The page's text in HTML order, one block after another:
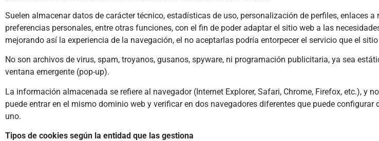
Suelen almacenar datos de carácter técnico, estadísticas de uso, personalización de perfiles, enlaces
preferencias personales, entre otras funciones, con el fin de poder adaptar el sitio web a las
mejorando así la experiencia de la navegación, el no aceptarlas podría entorpecer el servicio que el
No son archivos de virus, spam, troyanos, gusanos, spyware, ni programación publicitaria, ya sea
ventana emergente (pop-up).
La información almacenada se refiere al navegador (Internet Explorer, Safari, Chrome, Firefox, etc.), y
puede entrar en el mismo dominio web y verificar en dos navegadores diferentes que puede configurar
uno.
Tipos de cookies según la entidad que las gestiona